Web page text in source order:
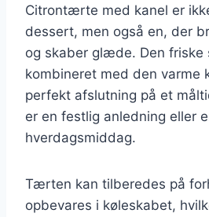
Citrontærte med kanel er
dessert, men også en, der
og skaber glæde. Den friske
kombineret med den varme
perfekt afslutning på et
er en festlig anledning eller
hverdagsmiddag.
Tærten kan tilberedes på
opbevares i køleskabet,